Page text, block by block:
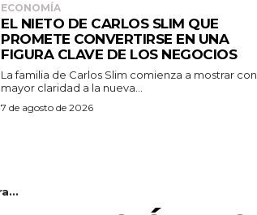
ECONOMÍA
EL NIETO DE CARLOS SLIM QUE
PROMETE CONVERTIRSE EN UNA
FIGURA CLAVE DE LOS NEGOCIOS
La familia de Carlos Slim comienza a mostrar con
mayor claridad a la nueva...
7 de agosto de 2026